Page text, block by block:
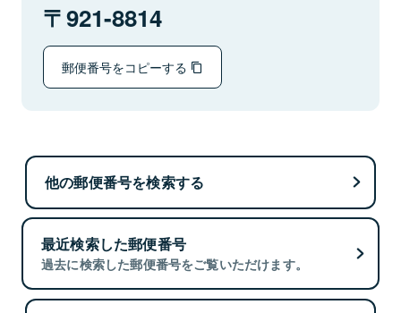
921-8814
郵便番号をコピーする
他の郵便番号を検索する
最近検索した郵便番号
過去に検索した郵便番号をご覧いただけます。